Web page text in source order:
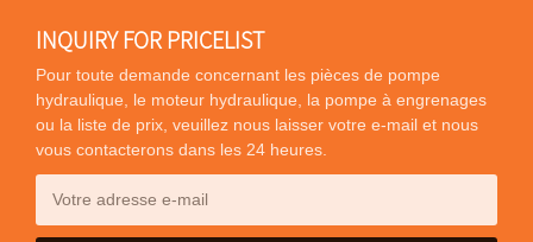
INQUIRY FOR PRICELIST
Pour toute demande concernant les pièces de pompe
hydraulique, le moteur hydraulique, la pompe à engrenages
ou la liste de prix, veuillez nous laisser votre e-mail et nous
vous contacterons dans les 24 heures.